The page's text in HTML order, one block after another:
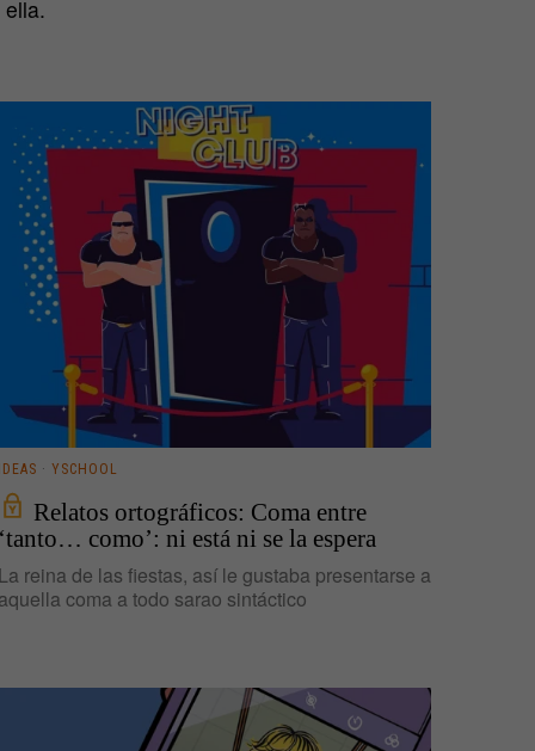
IDEAS · YSCHOOL
Relatos ortográficos: Coma entre
‘tanto… como’: ni está ni se la espera
La reina de las fiestas, así le gustaba presentarse a
aquella coma a todo sarao sintáctico